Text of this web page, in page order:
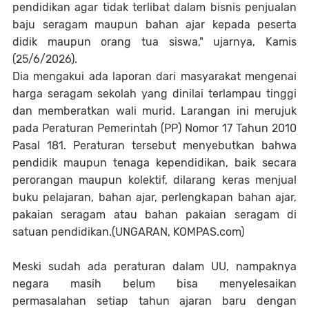
pendidikan agar tidak terlibat dalam bisnis penjualan
baju seragam maupun bahan ajar kepada peserta
didik maupun orang tua siswa," ujarnya, Kamis
(25/6/2026).
Dia mengakui ada laporan dari masyarakat mengenai
harga seragam sekolah yang dinilai terlampau tinggi
dan memberatkan wali murid. Larangan ini merujuk
pada Peraturan Pemerintah (PP) Nomor 17 Tahun 2010
Pasal 181. Peraturan tersebut menyebutkan bahwa
pendidik maupun tenaga kependidikan, baik secara
perorangan maupun kolektif, dilarang keras menjual
buku pelajaran, bahan ajar, perlengkapan bahan ajar,
pakaian seragam atau bahan pakaian seragam di
satuan pendidikan.(UNGARAN, KOMPAS.com)
Meski sudah ada peraturan dalam UU, nampaknya
negara masih belum bisa menyelesaikan
permasalahan setiap tahun ajaran baru dengan